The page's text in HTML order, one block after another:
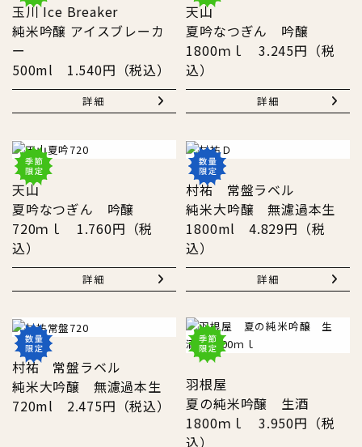
玉川 Ice Breaker
純米吟醸 アイスブレーカ
ー
500ml 1.540円（税込）
詳細
天山
夏吟なつぎん 吟醸
1800ｍｌ 3.245円（税
込）
詳細
天山
夏吟なつぎん 吟醸
720ｍｌ 1.760円（税
込）
詳細
村祐 常盤ラベル
純米大吟醸 無濾過本生
1800ml 4.829円（税
込）
詳細
村祐 常盤ラベル
純米大吟醸 無濾過本生
720ml 2.475円（税込）
羽根屋
夏の純米吟醸 生酒
1800ｍｌ 3.950円（税
込）